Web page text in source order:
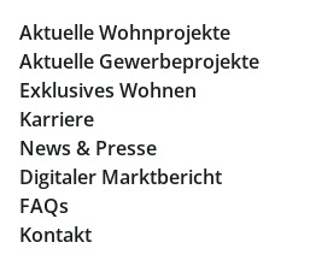
Geschäftslokale mieten Graz
Immobilien in Linz
Eigentumswohnungen Linz
Büros mieten Linz
Geschäftslokale mieten Linz
Aktuelle Wohnprojekte
Aktuelle Gewerbeprojekte
Exklusives Wohnen
Karriere
News & Presse
Digitaler Marktbericht
FAQs
Kontakt